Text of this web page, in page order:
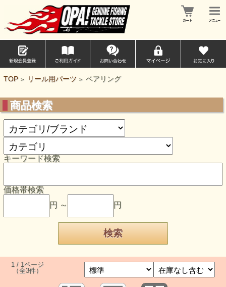
TOP > リール用パーツ > ベアリング
商品検索
キーワード検索
価格帯検索
円 ～
円
1 / 1ページ
（全3件）